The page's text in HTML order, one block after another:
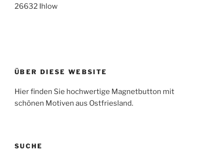
26632 Ihlow
ÜBER DIESE WEBSITE
Hier finden Sie hochwertige Magnetbutton mit
schönen Motiven aus Ostfriesland.
SUCHE